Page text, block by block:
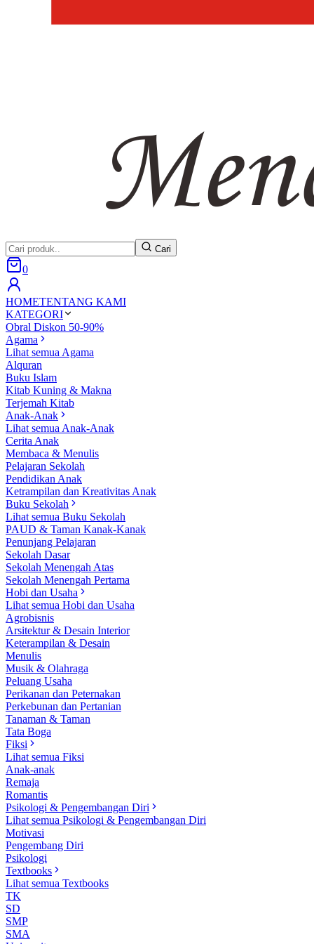
Cari
0
HOMETENTANG KAMI
KATEGORI
Obral Diskon 50-90%
Agama
Lihat semua Agama
Alquran
Buku Islam
Kitab Kuning & Makna
Terjemah Kitab
Anak-Anak
Lihat semua Anak-Anak
Cerita Anak
Membaca & Menulis
Pelajaran Sekolah
Pendidikan Anak
Ketrampilan dan Kreativitas Anak
Buku Sekolah
Lihat semua Buku Sekolah
PAUD & Taman Kanak-Kanak
Penunjang Pelajaran
Sekolah Dasar
Sekolah Menengah Atas
Sekolah Menengah Pertama
Hobi dan Usaha
Lihat semua Hobi dan Usaha
Agrobisnis
Arsitektur & Desain Interior
Keterampilan & Desain
Menulis
Musik & Olahraga
Peluang Usaha
Perikanan dan Peternakan
Perkebunan dan Pertanian
Tanaman & Taman
Tata Boga
Fiksi
Lihat semua Fiksi
Anak-anak
Remaja
Romantis
Psikologi & Pengembangan Diri
Lihat semua Psikologi & Pengembangan Diri
Motivasi
Pengembang Diri
Psikologi
Textbooks
Lihat semua Textbooks
TK
SD
SMP
SMA